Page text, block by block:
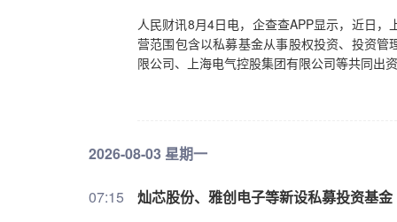
人民财讯8月4日电，企查查APP显示，近日
营范围包含以私募基金从事股权投资、投资
限公司、上海电气控股集团有限公司等共同出
2026-08-03 星期一
07:15 灿芯股份、雅创电子等新设私募投资基金